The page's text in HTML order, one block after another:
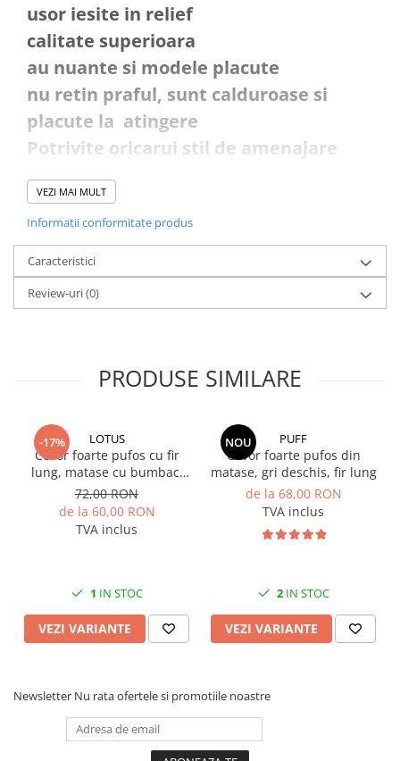
usor iesite in relief
calitate superioara
au nuante si modele placute
nu retin praful, sunt calduroase si
placute la atingere
Potrivite oricarui stil de amenajare
Greutate 3000 gr/mp
Inaltime fir 35 mm
Fabricat in Turcia
Calitatea intai
100% Polipropilena
DIFERENTE DE NUANTE!
VEZI MAI MULT
Informatii conformitate produs
Caracteristici
Review-uri(0)
PRODUSE SIMILARE
-17% LOTUS
Covor foarte pufos cu fir
lung, matase cu bumbac,
roz
72,00 RON
de la 60,00 RON
TVA inclus
1 IN STOC
VEZI VARIANTE
NOU PUFF
Covor foarte pufos din
matase, gri deschis, fir lung
de la 68,00 RON
TVA inclus
2IN STOC
VEZI VARIANTE
Newsletter Nu rata ofertele si promotiile noastre